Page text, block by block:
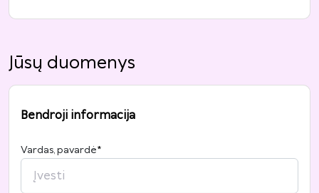
Jūsų duomenys
Bendroji informacija
Vardas, pavardė*